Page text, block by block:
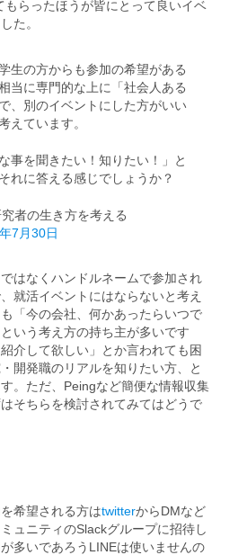
らったほうが皆にとって良いイベ
た。
生の方からも参加の希望がある
当に専門的な上に「社会人ある
、別のイベントにした方がいい
えています。
事を聞きたい！知りたい！」と
れに答える感じでしょうか？
者の生き方を考える
7月30日
はなくハンドルネームで参加され
就活イベントにはならないと考え
「今の会社、何かあったらいつで
いう考え方の持ち主が多いです
介して欲しい」とか言われても困
開発職のリアルを知りたい方、と
。ただ、Peingなど簡便な情報収集
そちらを検討されてみてはどうで
希望される方はtwitterからDMなど
ュニティのSlackグループに招待し
多いであろうLINEは使いませんの